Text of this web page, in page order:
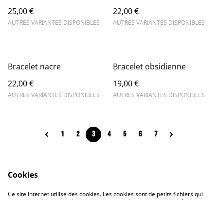
25,00 €
AUTRES VARIANTES DISPONIBLES
22,00 €
AUTRES VARIANTES DISPONIBLES
Bracelet nacre
22,00 €
AUTRES VARIANTES DISPONIBLES
Bracelet obsidienne
19,00 €
AUTRES VARIANTES DISPONIBLES
1 2 3 4 5 6 7
Contact Us
Legal Terms
Cookies
Ce site Internet utilise des cookies. Les cookies sont de petits fichiers qui